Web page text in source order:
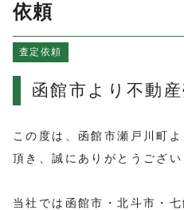
お知
プライバシ
依頼
査定依頼
函館市より不動
この度は、函館市瀬戸川町
頂き、誠にありがとうござい
当社では函館市・北斗市・